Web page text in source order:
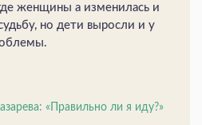
женщины а изменилась и
но дети выросли и у
«Правильно ли я иду?»